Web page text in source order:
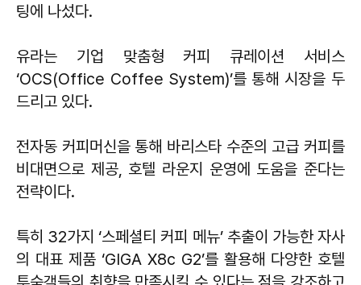
팅에 나섰다.
유라는 기업 맞춤형 커피 큐레이션 서비스
‘OCS(Office Coffee System)’를 통해 시장을 두
드리고 있다.
전자동 커피머신을 통해 바리스타 수준의 고급 커피를
비대면으로 제공, 호텔 라운지 운영에 도움을 준다는
전략이다.
특히 32가지 ‘스페셜티 커피 메뉴’ 추출이 가능한 자사
의 대표 제품 ‘GIGA X8c G2’를 활용해 다양한 호텔